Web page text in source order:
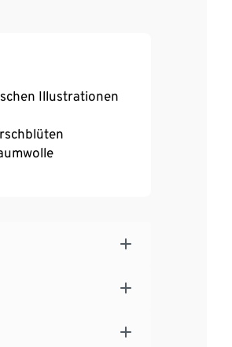
Illustrationen